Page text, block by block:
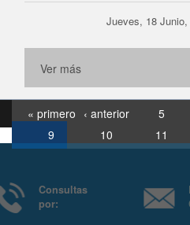
Jueves, 18
Ver más
« primero ‹ anterior 5
9
10 11